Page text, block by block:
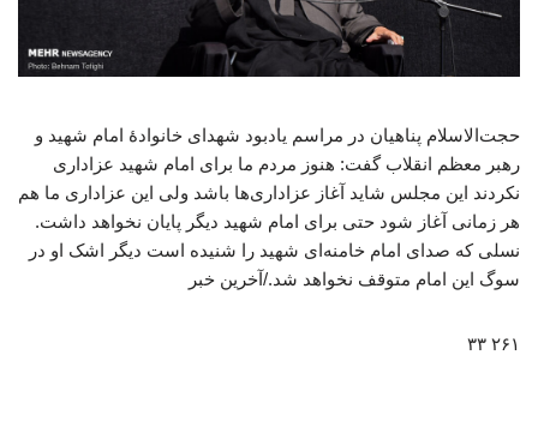
حجت‌الاسلام پناهیان در مراسم یادبود شهدای خانوادۀ امام شهید و
رهبر معظم انقلاب گفت: هنوز مردم ما برای امام شهید عزاداری
نکردند این مجلس شاید آغاز عزاداری‌ها باشد ولی این عزاداری ما هم
هر زمانی آغاز شود حتی برای امام شهید دیگر پایان نخواهد داشت.
نسلی که صدای امام خامنه‌ای شهید را شنیده است دیگر اشک او در
سوگ این امام متوقف نخواهد شد./آخرین خبر
۲۶۱ ۳۳